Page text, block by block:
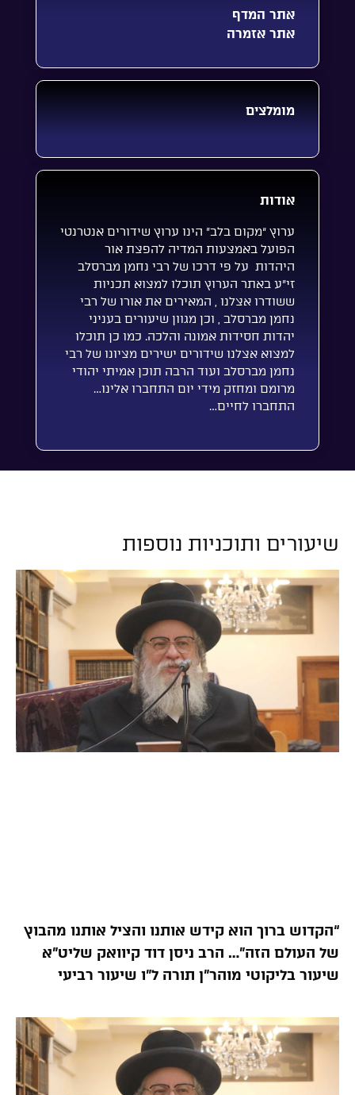
אתר המדף
אתר אזמרה
מומלצים
אודות
ערוץ “מקום בלב” הינו ערוץ שידורים אנטרנטי
הפועל באמצעות המדיה להפצת אור
היהדות על פי דרכו של רבי נחמן מברסלב
זי”ע באתר הערוץ תוכלו למצוא תכניות
ששודרו אצלנו , המאירים את אורו של רבי
נחמן מברסלב , וכן מגוון שיעורים בעניני
יהדות חסידות אמונה והלכה. כמו כן תוכלו
למצוא אצלנו שידורים ישירים מציונו של רבי
נחמן מברסלב ועוד הרבה תוכן אמיתי יהודי
מרומם ומחזק מידי יום התחברו אלינו…
התחברו לחיים…
שיעורים ותוכניות נוספות
“הקדוש ברוך הוא קידש אותנו והציל אותנו מהבוץ
של העולם הזה”… הרב ניסן דוד קיוואק שליט”א
שיעור בליקוטי מוהר”ן תורה ל”ו שיעור רביעי